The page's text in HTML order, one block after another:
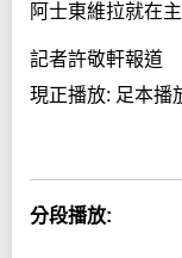
阿士東維拉就在
記者許敬軒報道
現正播放: 足本播
分段播放: